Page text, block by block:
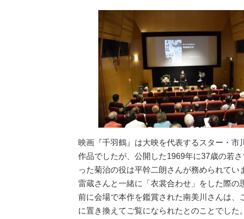
映画『千羽鶴』は大映を代表するスター・
作品でしたが、公開した1969年に37歳の若
った菊治の役は平幹二朗さんが務められてい
雷蔵さんと一緒に「衣裳合わせ」をした際
前に会場で本作を鑑賞された南美川さんは
に置き換えてご覧になられたとのことでし